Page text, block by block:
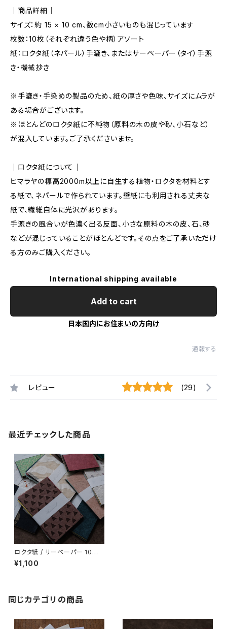
｜商品詳細｜
サイズ：約 15 × 10 cm、数cm小さいものも混じっています
枚数：10枚（それぞれ違う色や柄）アソート
紙：ロクタ紙（ネパール）手漉き、またはサーペーパー（タイ）手漉
き・機械抄き
※手漉き・手染めの製品のため、紙の厚さや色味、サイズにムラが
ある場合がございます。
※ほとんどのロクタ紙に不純物（原料の木の皮や砂、小石など）
が混入しています。ご了承くださいませ。
｜ロクタ紙について｜
ヒマラヤの標高2000m以上に自生する植物・ロクタを材料とす
る紙で、ネパールで作られています。壁紙にも利用される丈夫な
紙で、繊維自体に光沢があります。
手漉きの風合いが色濃く出る反面、小さな原料の木の皮、石、砂
などが混じっていることがほとんどです。その点をご了承いただけ
る方のみご購入ください。
International shipping available
Add to cart
日本国内にお住まいの方向け
通報する
レビュー (29)
最近チェックした商品
ロクタ紙 / サーペーパー 10枚
セット
¥1,100
同じカテゴリの商品